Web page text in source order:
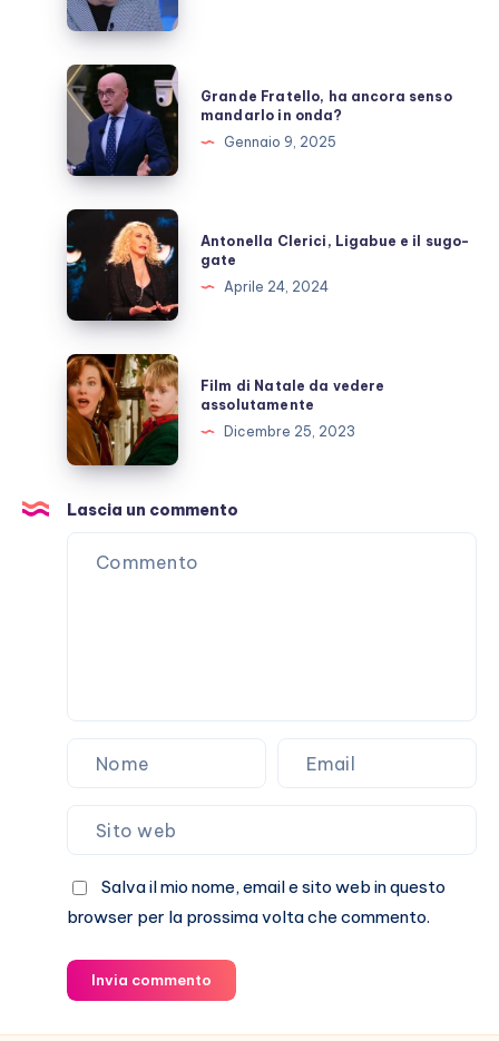
la
paura
della
morte
Grande
Fratello,
ancora
senso
mandarlo
in
onda?
Grande Fratello, ha ancora senso
mandarlo in onda?
Gennaio 9, 2025
Antonella
Clerici,
Ligabue
e
sugo-
gate
Antonella Clerici, Ligabue e il sugo-
gate
Aprile 24, 2024
Film
di
Natale
da
vedere
assolutamente
Film di Natale da vedere
assolutamente
Dicembre 25, 2023
Lascia un commento
Salva il mio nome, email e sito web in questo
browser per la prossima volta che commento.
Invia commento